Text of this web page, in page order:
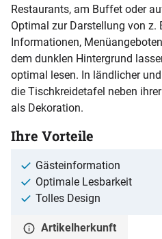
Restaurants, am Buffet oder
Optimal zur Darstellung von z.
Informationen,
dem dunklen Hintergrund
optimal lesen. In ländlicher
die Tischkreidetafel neben
als Dekoration.
Ihre Vorteile
Gästeinformation
Optimale Lesbarkeit
Tolles Design
Artikelherkunft